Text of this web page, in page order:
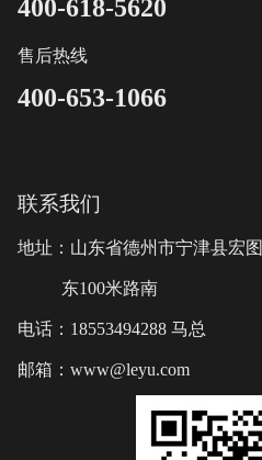
400-618-5620
售后热线
400-653-1066
联系我们
地址：山东省德州市宁津县宏
东100米路南
电话：18553494288 马总
邮箱：www@leyu.com